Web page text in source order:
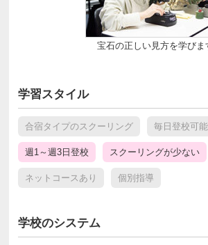
宝石の正しい見方を学びま
学習スタイル
合宿タイプのスクーリング 毎日登校可能
週1～週3日登校 スクーリングが少ない
ネットコースあり 個別指導
学校のシステム